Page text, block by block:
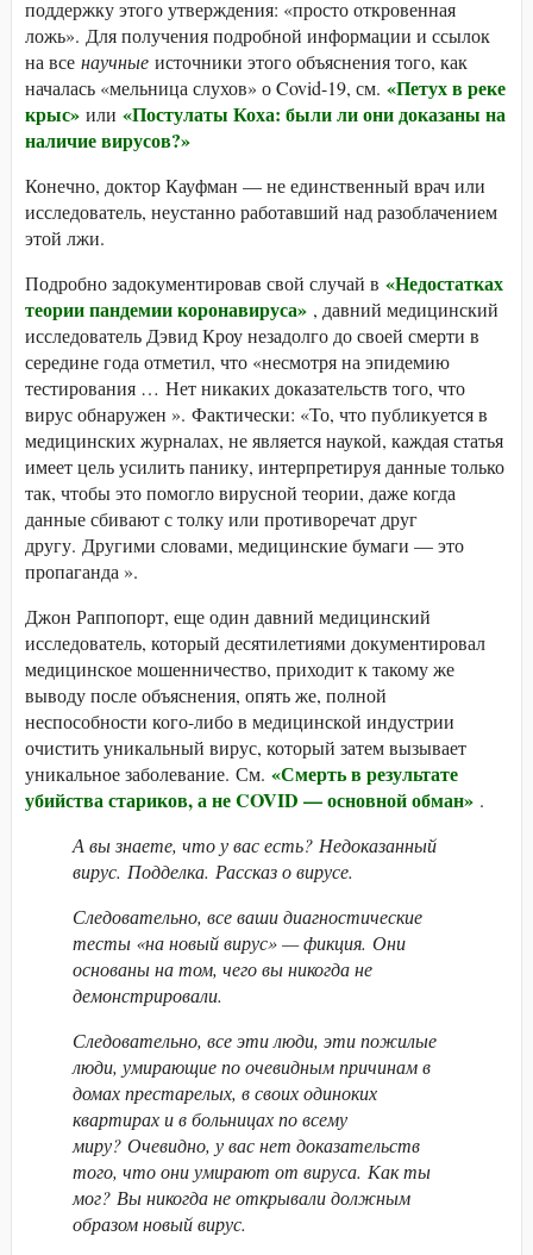
поддержку этого утверждения: «просто откровенная
ложь». Для получения подробной информации и ссылок
на все научные источники этого объяснения того, как
началась «мельница слухов» о Covid-19, см. «Петух в реке
крыс» или «Постулаты Коха: были ли они доказаны на
наличие вирусов?»
Конечно, доктор Кауфман — не единственный врач или
исследователь, неустанно работавший над разоблачением
этой лжи.
Подробно задокументировав свой случай в «Недостатках
теории пандемии коронавируса» , давний медицинский
исследователь Дэвид Кроу незадолго до своей смерти в
середине года отметил, что «несмотря на эпидемию
тестирования … Нет никаких доказательств того, что
вирус обнаружен ». Фактически: «То, что публикуется в
медицинских журналах, не является наукой, каждая статья
имеет цель усилить панику, интерпретируя данные только
так, чтобы это помогло вирусной теории, даже когда
данные сбивают с толку или противоречат друг
другу. Другими словами, медицинские бумаги — это
пропаганда ».
Джон Раппопорт, еще один давний медицинский
исследователь, который десятилетиями документировал
медицинское мошенничество, приходит к такому же
выводу после объяснения, опять же, полной
неспособности кого-либо в медицинской индустрии
очистить уникальный вирус, который затем вызывает
уникальное заболевание. См. «Смерть в результате
убийства стариков, а не COVID — основной обман» .
А вы знаете, что у вас есть? Недоказанный
вирус. Подделка. Рассказ о вирусе.
Следовательно, все ваши диагностические
тесты «на новый вирус» — фикция. Они
основаны на том, чего вы никогда не
демонстрировали.
Следовательно, все эти люди, эти пожилые
люди, умирающие по очевидным причинам в
домах престарелых, в своих одиноких
квартирах и в больницах по всему
миру? Очевидно, у вас нет доказательств
того, что они умирают от вируса. Как ты
мог? Вы никогда не открывали должным
образом новый вирус.